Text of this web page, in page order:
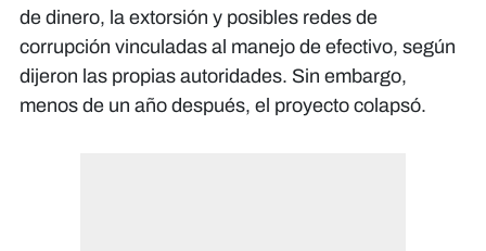
de dinero, la extorsión y posibles redes de
corrupción vinculadas al manejo de efectivo, según
dijeron las propias autoridades. Sin embargo,
menos de un año después, el proyecto colapsó.